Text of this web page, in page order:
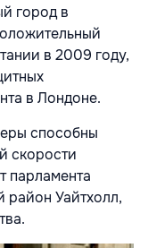
город в
в 2009 году,
в Лондоне.
способны
скорости
парламента
район Уайтхолл,